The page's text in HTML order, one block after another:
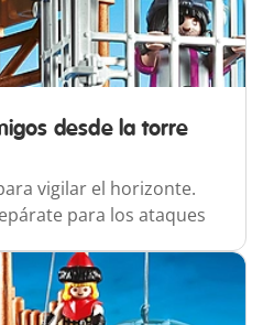
desde la torre
vigilar el horizonte.
para los ataques